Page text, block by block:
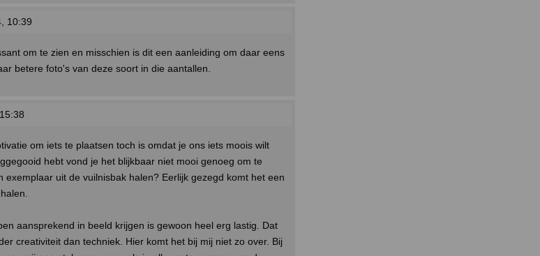
10:39
om te zien en misschien is dit een aanleiding om daar eens
betere foto's van deze soort in die aantallen.
om iets te plaatsen toch is omdat je ons iets moois wilt
hebt vond je het blijkbaar niet mooi genoeg om te
exemplaar uit de vuilnisbak halen? Eerlijk gezegd komt het een
aansprekend in beeld krijgen is gewoon heel erg lastig. Dat
creativiteit dan techniek. Hier komt het bij mij niet zo over. Bij